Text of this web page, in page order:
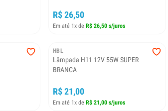
R$ 26,50
Em até 1x de R$ 26,50 s/juros
HBL
Lâmpada H11 12V 55W SUPER
BRANCA
R$ 21,00
Em até 1x de R$ 21,00 s/juros